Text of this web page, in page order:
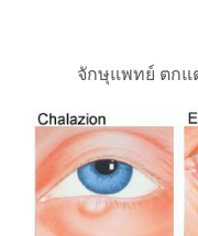
จักษุแพทย์ ตกแ